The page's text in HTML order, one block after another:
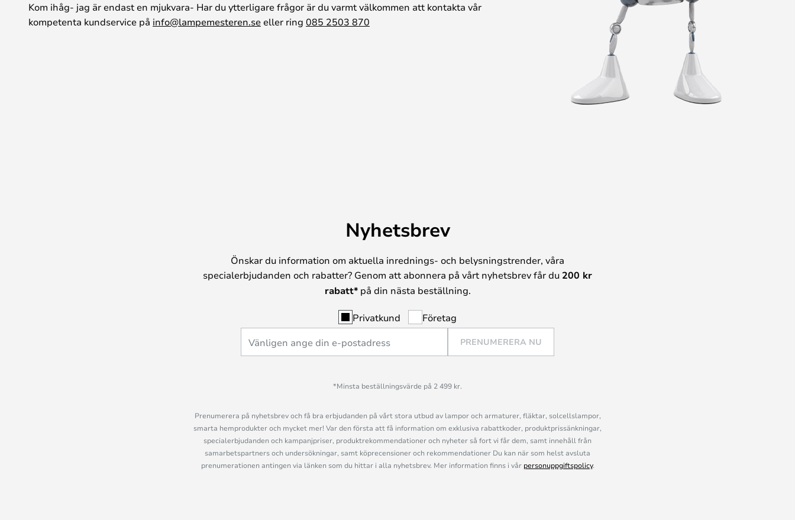
Kom ihåg- jag är endast en mjukvara- Har du ytterligare frågor är du varmt välkommen att kontakta vår
kompetenta kundservice på info@lampemesteren.seeller ring 085 2503 870
Nyhetsbrev
Önskar du information om aktuella inrednings- och belysningstrender, våra
specialerbjudanden och rabatter? Genom att abonnera på vårt nyhetsbrev får du 200 kr
rabatt*på din nästa beställning.
Privatkund Företag
PRENUMERERA NU
*Minsta beställningsvärde på 2 499 kr.
Prenumerera på nyhetsbrev och få bra erbjudanden på vårt stora utbud av lampor och armaturer, fläktar, solcellslampor,
smarta hemprodukter och mycket mer! Var den första att få information om exklusiva rabattkoder, produktprissänkningar,
specialerbjudanden och kampanjpriser, produktrekommendationer och nyheter så fort vi får dem, samt innehåll från
samarbetspartners och undersökningar, samt köprecensioner och rekommendationer Du kan när som helst avsluta
prenumerationen antingen via länken som du hittar i alla nyhetsbrev. Mer information finns i vår personuppgiftspolicy.